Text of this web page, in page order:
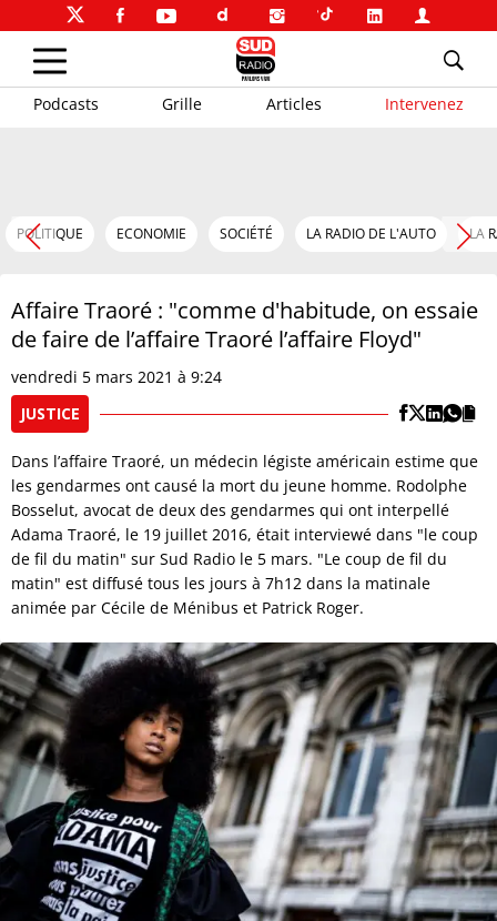
Podcasts Grille Articles Intervenez
POLITIQUE ECONOMIE SOCIÉTÉ LA RADIO DE L'AUTO LA
Affaire Traoré : "comme d'habitude, on essaie
de faire de l’affaire Traoré l’affaire Floyd"
vendredi 5 mars 2021 à 9:24
JUSTICE
Dans l’affaire Traoré, un médecin légiste américain estime que
les gendarmes ont causé la mort du jeune homme. Rodolphe
Bosselut, avocat de deux des gendarmes qui ont interpellé
Adama Traoré, le 19 juillet 2016, était interviewé dans "le coup
de fil du matin" sur Sud Radio le 5 mars. "Le coup de fil du
matin" est diffusé tous les jours à 7h12 dans la matinale
animée par Cécile de Ménibus et Patrick Roger.